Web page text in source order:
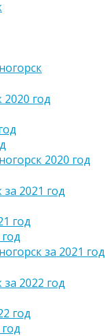
год
2020 год
2021 год
год
за 2021 год
2022 год
год